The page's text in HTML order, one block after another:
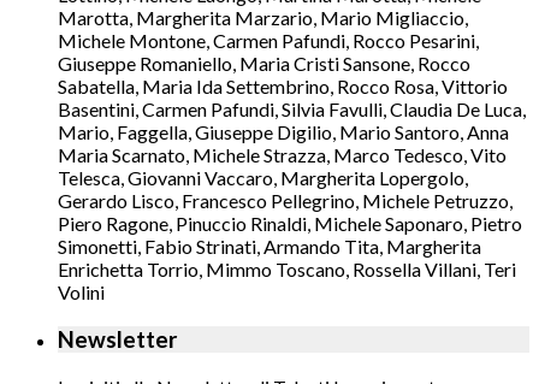
Marotta, Margherita Marzario, Mario Migliaccio,
Michele Montone, Carmen Pafundi, Rocco Pesarini,
Giuseppe Romaniello, Maria Cristi Sansone, Rocco
Sabatella, Maria Ida Settembrino, Rocco Rosa, Vittorio
Basentini, Carmen Pafundi, Silvia Favulli, Claudia De Luca,
Mario, Faggella, Giuseppe Digilio, Mario Santoro, Anna
Maria Scarnato, Michele Strazza, Marco Tedesco, Vito
Telesca, Giovanni Vaccaro, Margherita Lopergolo,
Gerardo Lisco, Francesco Pellegrino, Michele Petruzzo,
Piero Ragone, Pinuccio Rinaldi, Michele Saponaro, Pietro
Simonetti, Fabio Strinati, Armando Tita, Margherita
Enrichetta Torrio, Mimmo Toscano, Rossella Villani, Teri
Volini
Newsletter